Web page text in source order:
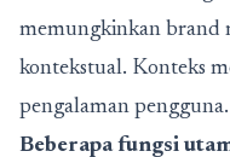
memungkinkan brand
kontekstual. Konteks
pengalaman pengguna.
Beberapa fungsi